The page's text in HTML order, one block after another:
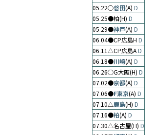
05.22○磐田(A) D
05.25●柏(H) D
05.29●神戸(A) D
06.04●CP広島H D
06.11△CP広島AD
06.18●川崎(A) D
06.26○G大阪(H) D
07.02●京都(A) D
07.06●F東京(A) D
07.10△鹿島(H) D
07.16●柏(A) D
07.30△名古屋(H) D